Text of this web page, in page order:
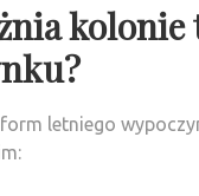
letniego